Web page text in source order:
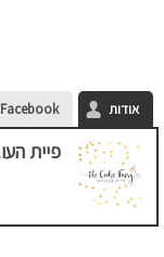
אודות Facebook
פיית